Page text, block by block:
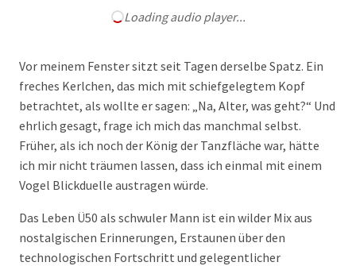
Loading audio player...
Vor meinem Fenster sitzt seit Tagen derselbe Spatz. Ein
freches Kerlchen, das mich mit schiefgelegtem Kopf
betrachtet, als wollte er sagen: „Na, Alter, was geht?“ Und
ehrlich gesagt, frage ich mich das manchmal selbst.
Früher, als ich noch der König der Tanzfläche war, hätte
ich mir nicht träumen lassen, dass ich einmal mit einem
Vogel Blickduelle austragen würde.
Das Leben Ü50 als schwuler Mann ist ein wilder Mix aus
nostalgischen Erinnerungen, Erstaunen über den
technologischen Fortschritt und gelegentlicher